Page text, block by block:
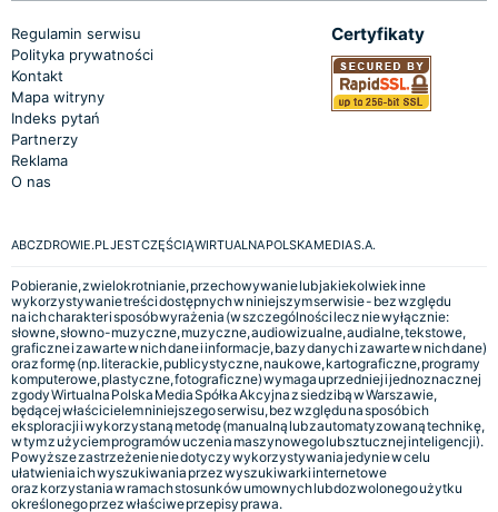
Regulamin serwisu
Polityka prywatności
Kontakt
Mapa witryny
Indeks pytań
Partnerzy
Reklama
O nas
Certyfikaty
ABCZDROWIE.PL JEST CZĘŚCIĄ WIRTUALNA POLSKA MEDIA S.A.
Pobieranie, zwielokrotnianie, przechowywanie lub jakiekolwiek inne
wykorzystywanie treści dostępnych w niniejszym serwisie - bez względu
na ich charakter i sposób wyrażenia (w szczególności lecz nie wyłącznie:
słowne, słowno-muzyczne, muzyczne, audiowizualne, audialne, tekstowe,
graficzne i zawarte w nich dane i informacje, bazy danych i zawarte w nich dane)
oraz formę (np. literackie, publicystyczne, naukowe, kartograficzne, programy
komputerowe, plastyczne, fotograficzne) wymaga uprzedniej i jednoznacznej
zgody Wirtualna Polska Media Spółka Akcyjna z siedzibą w Warszawie,
będącej właścicielem niniejszego serwisu, bez względu na sposób ich
eksploracji i wykorzystaną metodę (manualną lub zautomatyzowaną technikę,
w tym z użyciem programów uczenia maszynowego lub sztucznej inteligencji).
Powyższe zastrzeżenie nie dotyczy wykorzystywania jedynie w celu
ułatwienia ich wyszukiwania przez wyszukiwarki internetowe
oraz korzystania w ramach stosunków umownych lub dozwolonego użytku
określonego przez właściwe przepisy prawa.